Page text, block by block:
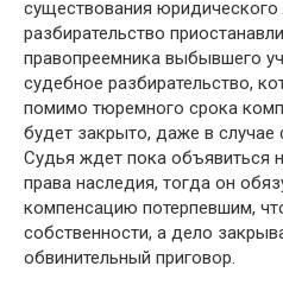
существования юридического
разбирательство
правопреемника выбывшего
судебное разбирательство,
помимо тюремного срока
будет закрыто, даже в случае
Судья ждет пока объявиться
права наследия, тогда он
компенсацию потерпевшим,
собственности, а дело
обвинительный приговор.